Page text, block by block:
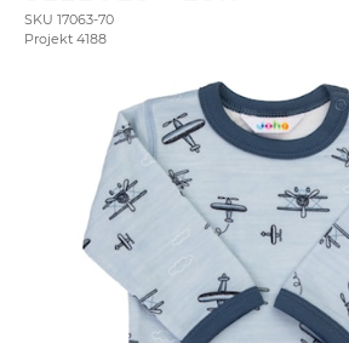
SKU 17063-70
Projekt 4188